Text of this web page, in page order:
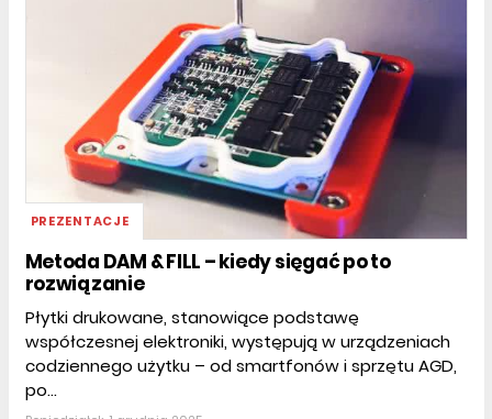
PREZENTACJE
Metoda DAM & FILL – kiedy sięgać po to
rozwiązanie
Płytki drukowane, stanowiące podstawę
współczesnej elektroniki, występują w urządzeniach
codziennego użytku – od smartfonów i sprzętu AGD,
po...